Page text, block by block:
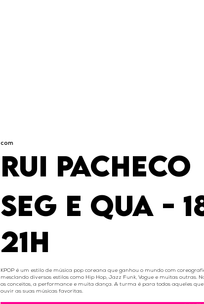
com
RUI PACHECO
SEG E QUA -
21H
KPOP é um estilo de música pop coreana que ganhou o mundo com
mesclando diversos estilos como Hip Hop, Jazz Funk, Vogue e muitas
os conceitos, a performance e muita dança. A turma é para todos aqueles
ouvir as suas músicas favoritas.